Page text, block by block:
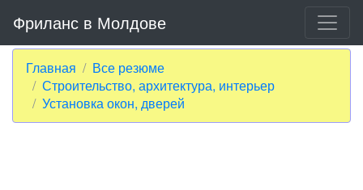
Фриланс в Молдове
Главная
Все резюме
Строительство, архитектура, интерьер
Установка окон, дверей